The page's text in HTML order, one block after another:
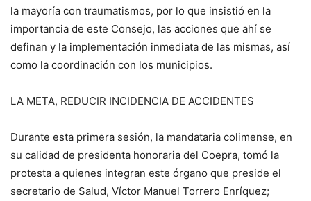
la mayoría con traumatismos, por lo que insistió en la
importancia de este Consejo, las acciones que ahí se
definan y la implementación inmediata de las mismas, así
como la coordinación con los municipios.
LA META, REDUCIR INCIDENCIA DE ACCIDENTES
Durante esta primera sesión, la mandataria colimense, en
su calidad de presidenta honoraria del Coepra, tomó la
protesta a quienes integran este órgano que preside el
secretario de Salud, Víctor Manuel Torrero Enríquez;